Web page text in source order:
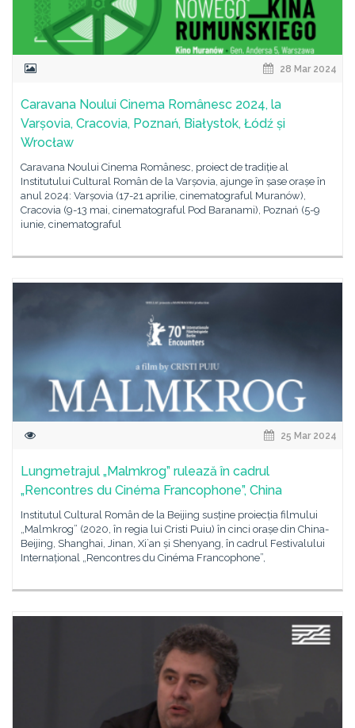
28 Mar 2024
Caravana Noului Cinema Românesc 2024, la
Varșovia, Cracovia, Poznań, Białystok, Łódź și
Wrocław
Caravana Noului Cinema Românesc, proiect de tradiție al
Institutului Cultural Român de la Varșovia, ajunge în șase orașe în
anul 2024: Varșovia (17-21 aprilie, cinematograful Muranów),
Cracovia (9-13 mai, cinematograful Pod Baranami), Poznań (5-9
iunie, cinematograful
25 Mar 2024
Lungmetrajul „Malmkrog” rulează în cadrul
„Rencontres du Cinéma Francophone”, China
Institutul Cultural Român de la Beijing susține proiecția filmului
„Malmkrog” (2020, în regia lui Cristi Puiu) în cinci orașe din China-
Beijing, Shanghai, Jinan, Xi`an și Shenyang, în cadrul Festivalului
Internațional „Rencontres du Cinéma Francophone”,